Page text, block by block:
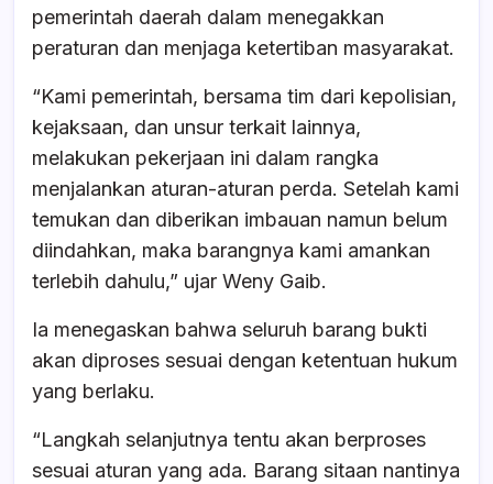
pemerintah daerah dalam menegakkan
peraturan dan menjaga ketertiban masyarakat.
“Kami pemerintah, bersama tim dari kepolisian,
kejaksaan, dan unsur terkait lainnya,
melakukan pekerjaan ini dalam rangka
menjalankan aturan-aturan perda. Setelah kami
temukan dan diberikan imbauan namun belum
diindahkan, maka barangnya kami amankan
terlebih dahulu,” ujar Weny Gaib.
Ia menegaskan bahwa seluruh barang bukti
akan diproses sesuai dengan ketentuan hukum
yang berlaku.
“Langkah selanjutnya tentu akan berproses
sesuai aturan yang ada. Barang sitaan nantinya